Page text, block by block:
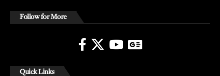
Follow for More
Quick Links